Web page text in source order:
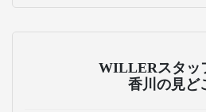
WILLERスタッ
香川の見ど